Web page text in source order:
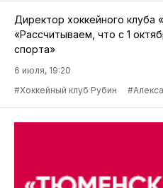
Директор хоккейного клуба
«Рассчитываем, что с 1
спорта»
6 июля, 19:20
#Хоккейный клуб Рубин